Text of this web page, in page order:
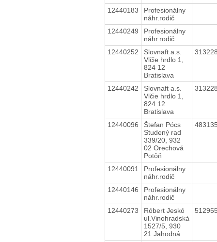
12440183
Profesionálny
náhr.rodič
12440249
Profesionálny
náhr.rodič
12440252
Slovnaft a.s.
Vlčie hrdlo 1,
824 12
Bratislava
12440242
Slovnaft a.s.
Vlčie hrdlo 1,
824 12
Bratislava
12440096
Štefan Pócs
Studený rad
339/20, 932
02 Orechová
Potôň
12440091
Profesionálny
náhr.rodič
12440146
Profesionálny
náhr.rodič
12440273
Róbert Jeskó
ul.Vinohradská
1527/5, 930
21 Jahodná